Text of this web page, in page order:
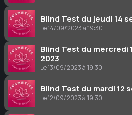
Blind Test du jeudi 14
Le 14/09/2023 à 19:30
Blind Test du mercredi
2023
Le 13/09/2023 à 19:30
Blind Test du mardi 12
Le 12/09/2023 à 19:30